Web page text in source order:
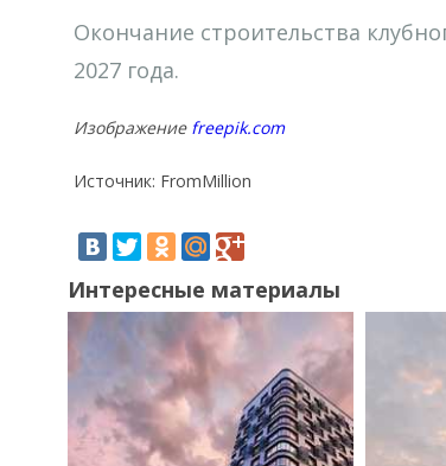
Окончание строительства
2027 года.
Изображениеfreepik.com
Источник: FromMillion
Интересные материалы